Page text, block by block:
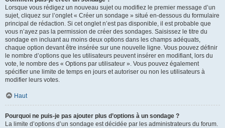
Lorsque vous rédigez un nouveau sujet ou modifiez le premier message d’un
sujet, cliquez sur l’onglet « Créer un sondage » situé en-dessous du formulaire
principal de rédaction. Si cet onglet n’est pas disponible, il est probable que
vous n’ayez pas la permission de créer des sondages. Saisissez le titre du
sondage en incluant au moins deux options dans les champs adéquats,
chaque option devant être insérée sur une nouvelle ligne. Vous pouvez définir
le nombre d’options que les utilisateurs peuvent insérer en modifiant, lors du
vote, le nombre des « Options par utilisateur ». Vous pouvez également
spécifier une limite de temps en jours et autoriser ou non les utilisateurs à
modifier leurs votes.
Haut
Pourquoi ne puis-je pas ajouter plus d’options à un sondage ?
La limite d’options d’un sondage est décidée par les administrateurs du forum.